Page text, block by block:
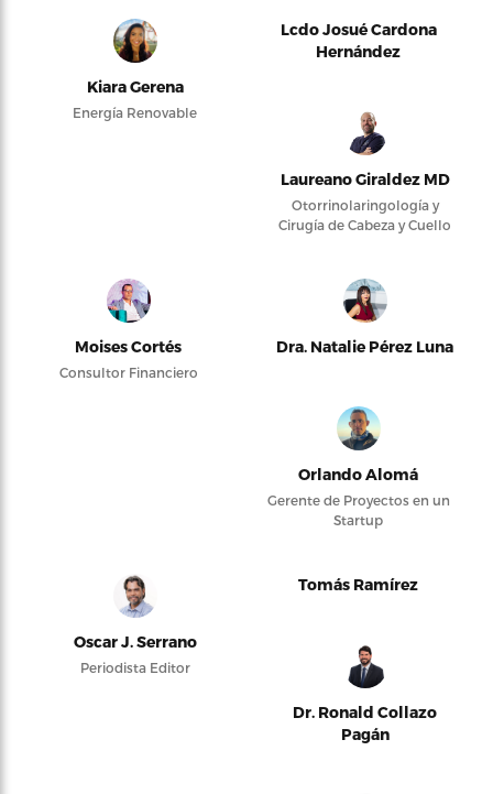
Kiara Gerena
Energía Renovable
Lcdo Josué Cardona
Hernández
Laureano Giraldez MD
Otorrinolaringología y
Cirugía de Cabeza y Cuello
Moises Cortés
Consultor Financiero
Dra. Natalie Pérez Luna
Orlando Alomá
Gerente de Proyectos en un
Startup
Oscar J. Serrano
Periodista Editor
Tomás Ramírez
Dr. Ronald Collazo
Pagán